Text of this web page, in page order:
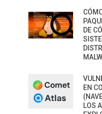
DE
EN
LOS